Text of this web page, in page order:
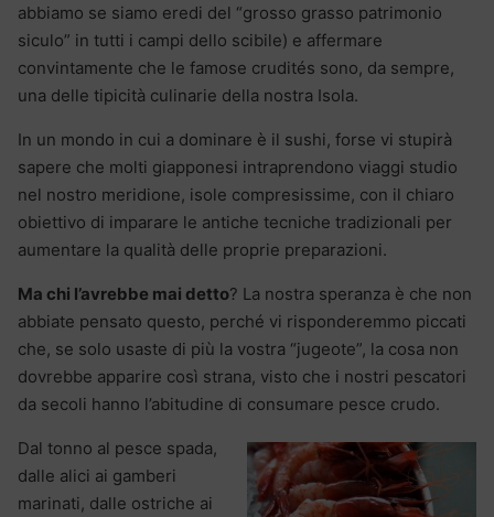
abbiamo se siamo eredi del “grosso grasso patrimonio
siculo” in tutti i campi dello scibile) e affermare
convintamente che le famose crudités sono, da sempre,
una delle tipicità culinarie della nostra Isola.
In un mondo in cui a dominare è il sushi, forse vi stupirà
sapere che molti giapponesi intraprendono viaggi studio
nel nostro meridione, isole compresissime, con il chiaro
obiettivo di imparare le antiche tecniche tradizionali per
aumentare la qualità delle proprie preparazioni.
Ma chi l’avrebbe mai detto? La nostra speranza è che non
abbiate pensato questo, perché vi risponderemmo piccati
che, se solo usaste di più la vostra “jugeote”, la cosa non
dovrebbe apparire così strana, visto che i nostri pescatori
da secoli hanno l’abitudine di consumare pesce crudo.
Dal tonno al pesce spada,
dalle alici ai gamberi
marinati, dalle ostriche ai